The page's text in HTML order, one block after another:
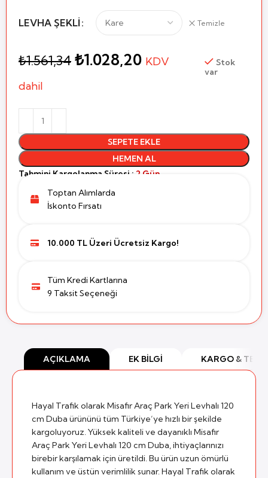
LEVHA ŞEKLI Temizle
₺1.561,34 ₺1.028,20 KDV
dahil
Stok
var
SEPETE EKLE
HEMEN AL
Tahmini Kargolanma Süresi : 2 Gün
Toptan Alımlarda
İskonto Fırsatı
10.000 TL Üzeri Ücretsiz Kargo!
Tüm Kredi Kartlarına
9 Taksit Seçeneği
AÇIKLAMA EK BILGI KARGO &
Hayal Trafik olarak Misafir Araç Park Yeri Levhalı 120
cm Duba ürününü tüm Türkiye’ye hızlı bir şekilde
kargoluyoruz. Yüksek kaliteli ve dayanıklı Misafir
Araç Park Yeri Levhalı 120 cm Duba, ihtiyaçlarınızı
birebir karşılamak için üretildi. Bu ürün uzun ömürlü
kullanım ve üstün verimlilik sunar. Hayal Trafik olarak